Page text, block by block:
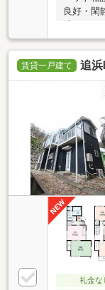
良好・閑
賃貸一戸建て 追
礼金な